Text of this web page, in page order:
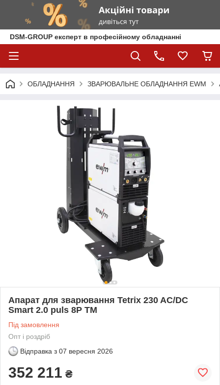
DSM-GROUP експерт в професійному обладнанні
ОБЛАДНАННЯ ЗВАРЮВАЛЬНЕ ОБЛАДНАННЯ EWM
Апарат для зварювання Tetrix 230 AC/DC
Smart 2.0 puls 8P TM
Під замовлення
Опт і роздріб
Відправка з 07 вересня 2026
352 211 ₴